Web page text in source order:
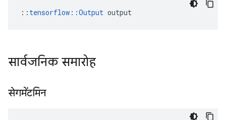
:: tensorflow::Output output
सार्वजनिक समारोह
सेगमेंटमिन